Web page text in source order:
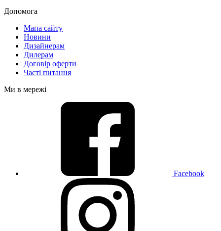
Допомога
Мапа сайту
Новини
Дизайнерам
Дилерам
Договір оферти
Часті питання
Ми в мережі
Facebook